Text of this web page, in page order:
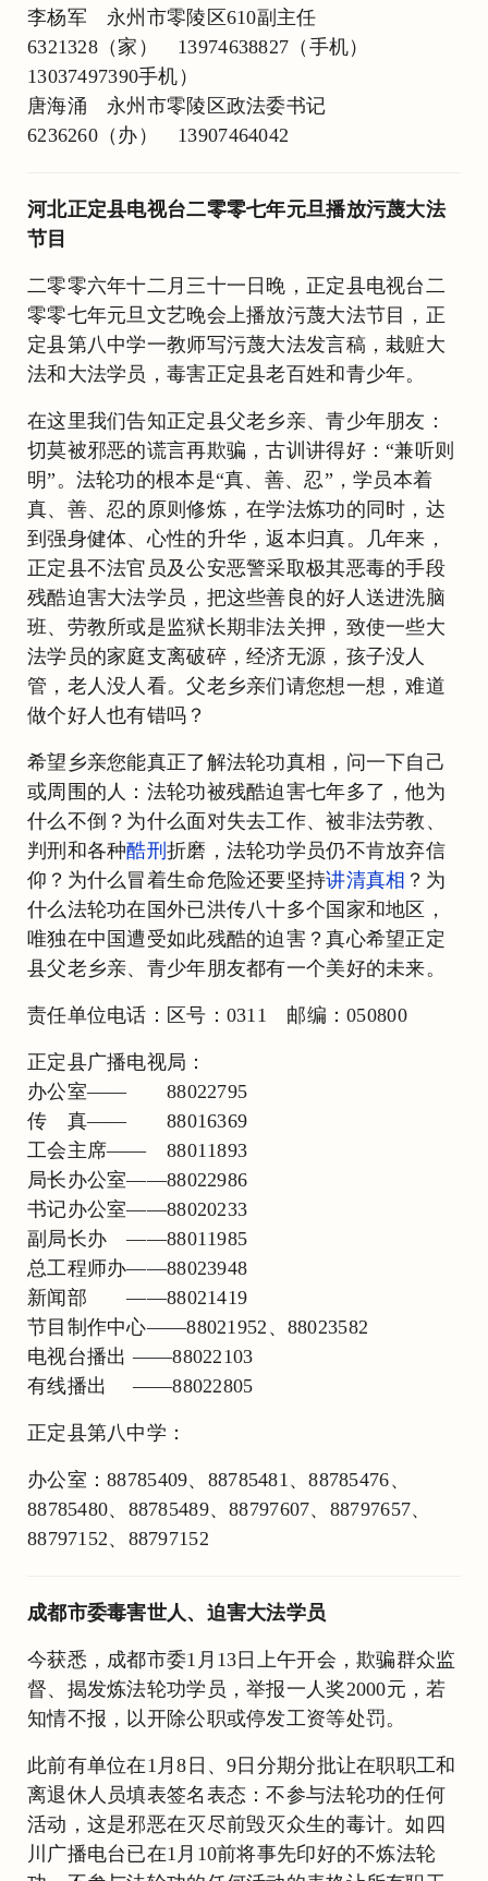
李杨军 永州市零陵区610副主任
6321328（家） 13974638827（手机）
13037497390手机）
唐海涌 永州市零陵区政法委书记
6236260（办） 13907464042
河北正定县电视台二零零七年元旦播放污蔑大法
节目
二零零六年十二月三十一日晚，正定县电视台二
零零七年元旦文艺晚会上播放污蔑大法节目，正
定县第八中学一教师写污蔑大法发言稿，栽赃大
法和大法学员，毒害正定县老百姓和青少年。
在这里我们告知正定县父老乡亲、青少年朋友：
切莫被邪恶的谎言再欺骗，古训讲得好：“兼听则
明”。法轮功的根本是“真、善、忍”，学员本着
真、善、忍的原则修炼，在学法炼功的同时，达
到强身健体、心性的升华，返本归真。几年来，
正定县不法官员及公安恶警采取极其恶毒的手段
残酷迫害大法学员，把这些善良的好人送进洗脑
班、劳教所或是监狱长期非法关押，致使一些大
法学员的家庭支离破碎，经济无源，孩子没人
管，老人没人看。父老乡亲们请您想一想，难道
做个好人也有错吗？
希望乡亲您能真正了解法轮功真相，问一下自己
或周围的人：法轮功被残酷迫害七年多了，他为
什么不倒？为什么面对失去工作、被非法劳教、
判刑和各种酷刑折磨，法轮功学员仍不肯放弃信
仰？为什么冒着生命危险还要坚持讲清真相 ？为
什么法轮功在国外已洪传八十多个国家和地区，
唯独在中国遭受如此残酷的迫害？真心希望正定
县父老乡亲、青少年朋友都有一个美好的未来。
责任单位电话：区号：0311 邮编：050800
正定县广播电视局：
办公室—— 88022795
传 真—— 88016369
工会主席—— 88011893
局长办公室——88022986
书记办公室——88020233
副局长办 ——88011985
总工程师办——88023948
新闻部 ——88021419
节目制作中心——88021952、88023582
电视台播出 ——88022103
有线播出 ——88022805
正定县第八中学：
办公室：88785409、88785481、88785476、
88785480、88785489、88797607、88797657、
88797152、88797152
成都市委毒害世人、迫害大法学员
今获悉，成都市委1月13日上午开会，欺骗群众监
督、揭发炼法轮功学员，举报一人奖2000元，若
知情不报，以开除公职或停发工资等处罚。
此前有单位在1月8日、9日分期分批让在职职工和
离退休人员填表签名表态：不参与法轮功的任何
活动，这是邪恶在灭尽前毁灭众生的毒计。如四
川广播电台已在1月10前将事先印好的不炼法轮